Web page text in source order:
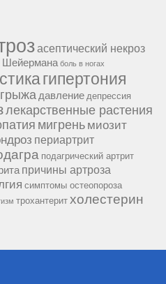
асептический некроз
Шейермана боль в ногах
гипертония
грыжа давление депрессия
лекарственные растения
мигрень миозит
периартрит
подагрический артрит
причины артроза
симптомы остеопороза
трохантерит холестерин